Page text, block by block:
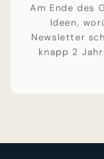
Am Ende des
Ideen,
Newsletter
knapp 2